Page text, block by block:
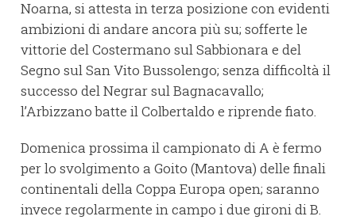
Noarna, si attesta in terza posizione con evidenti
ambizioni di andare ancora più su; sofferte le
vittorie del Costermano sul Sabbionara e del
Segno sul San Vito Bussolengo; senza difficoltà il
successo del Negrar sul Bagnacavallo;
l’Arbizzano batte il Colbertaldo e riprende fiato.
Domenica prossima il campionato di A è fermo
per lo svolgimento a Goito (Mantova) delle finali
continentali della Coppa Europa open; saranno
invece regolarmente in campo i due gironi di B.